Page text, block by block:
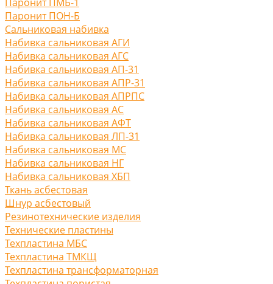
Паронит ПОН-Б
Сальниковая набивка
Набивка сальниковая АГИ
Набивка сальниковая АГС
Набивка сальниковая АП-31
Набивка сальниковая АПР-31
Набивка сальниковая АПРПС
Набивка сальниковая АС
Набивка сальниковая АФТ
Набивка сальниковая ЛП-31
Набивка сальниковая МС
Набивка сальниковая НГ
Набивка сальниковая ХБП
Ткань асбестовая
Шнур асбестовый
Резинотехнические изделия
Технические пластины
Техпластина МБС
Техпластина ТМКЩ
Техпластина трансформаторная